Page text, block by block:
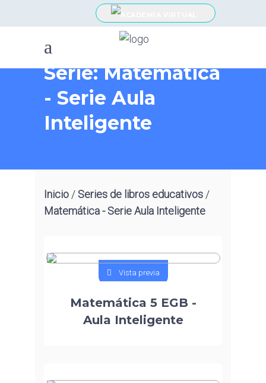
Serie: Matemática
- Serie Aula
Inteligente
Inicio / Series de libros educativos /
Matemática - Serie Aula Inteligente
Vista previa
Matemática 5 EGB -
Aula Inteligente